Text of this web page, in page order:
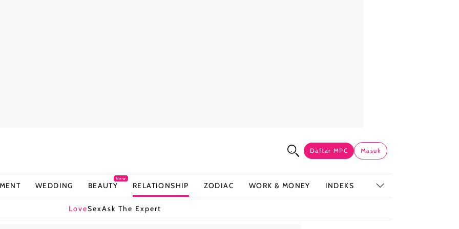
Daftar MPC Masuk
WEDDING BEAUTY
New
RELATIONSHIP ZODIAC WORK & MONEY INDEKS
LoveSexAsk The Expert